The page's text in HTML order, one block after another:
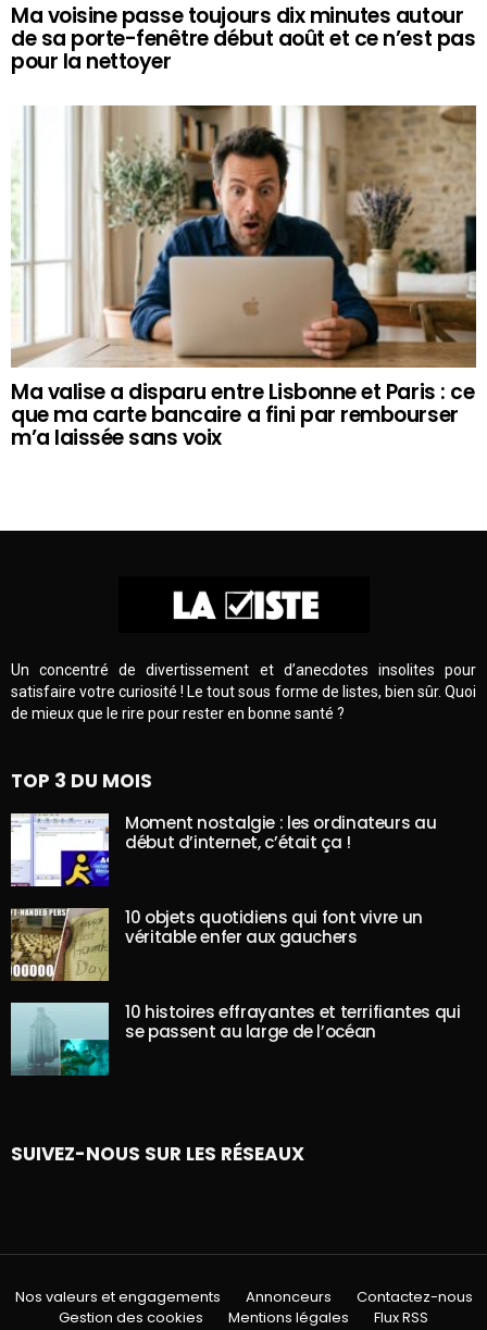
Ma voisine passe toujours dix minutes autour
de sa porte-fenêtre début août et ce n’est pas
pour la nettoyer
Ma valise a disparu entre Lisbonne et Paris : ce
que ma carte bancaire a fini par rembourser
m’a laissée sans voix
Un concentré de divertissement et d’anecdotes insolites pour
satisfaire votre curiosité ! Le tout sous forme de listes, bien sûr. Quoi
de mieux que le rire pour rester en bonne santé ?
TOP 3 DU MOIS
Moment nostalgie : les ordinateurs au
début d’internet, c’était ça !
10 objets quotidiens qui font vivre un
véritable enfer aux gauchers
10 histoires effrayantes et terrifiantes qui
se passent au large de l’océan
SUIVEZ-NOUS SUR LES RÉSEAUX
Nos valeurs et engagements Annonceurs
Contactez-nous
Gestion des cookies
Mentions légales Flux RSS